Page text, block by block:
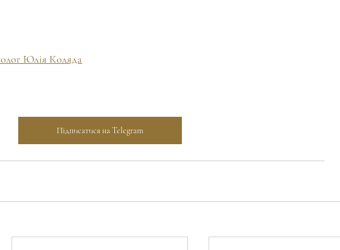
Юлія Коляда
Підписатися на Telegram